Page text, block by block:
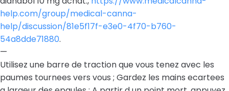
help.com/group/medical-canna-
help/discussion/81e5f17f-e3e0-4f70-b760-
54a8dde71880.
—
Utilisez une barre de traction que vous tenez avec les
paumes tournees vers vous ; Gardez les mains ecartees